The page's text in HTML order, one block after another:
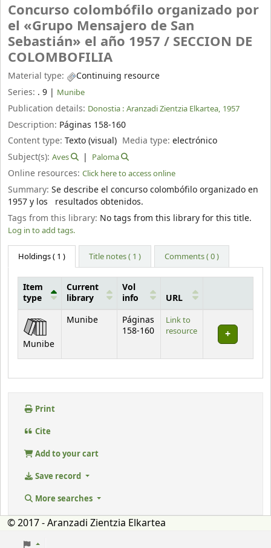
Concurso colombófilo organizado por
el «Grupo Mensajero de San
Sebastián» el año 1957 / SECCION DE
COLOMBOFILIA
Material type:
Continuing resource
Series: . 9 | Munibe
Publication details: Donostia : Aranzadi Zientzia Elkartea, 1957
Description: Páginas 158-160
Content type: Texto (visual) Media type:electrónico
Subject(s): Aves Paloma
Online resources: Click here to access online
Summary: Se describe el concurso colombófilo organizado en
1957 y los resultados obtenidos.
Tags from this library: No tags from this library for this title.
Log in to add tags.
Holdings( 1 ) Title notes ( 1 ) Comments ( 0 )
Holdings
Item
type
Current
library
Vol
info
URL
Munibe
Munibe
Páginas
158-160
Link to
resource
Print
Cite
Add to your cart
Save record
More searches
© 2017 - Aranzadi Zientzia Elkartea